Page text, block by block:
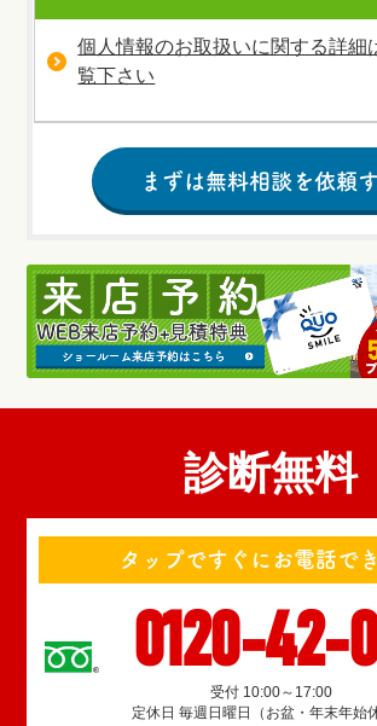
個人情報のお取扱いに関する詳細
覧下さい
診断無料
タップですぐにお電話で
0120-42-
受付 10:00～17:00
定休日 毎週日曜日（お盆・年末年始